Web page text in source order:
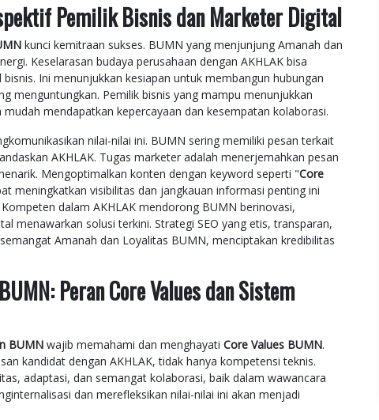
Pemilik Bisnis dan Marketer Digital
kunci kemitraan sukses. BUMN yang menjunjung Amanah dan
Keselarasan budaya perusahaan dengan AKHLAK bisa
Ini menunjukkan kesiapan untuk membangun hubungan
menguntungkan. Pemilik bisnis yang mampu menunjukkan
mendapatkan kepercayaan dan kesempatan kolaborasi.
nilai-nilai ini. BUMN sering memiliki pesan terkait
AKHLAK. Tugas marketer adalah menerjemahkan pesan
Mengoptimalkan konten dengan keyword seperti "Core
meningkatkan visibilitas dan jangkauan informasi penting ini
dalam AKHLAK mendorong BUMN berinovasi,
menawarkan solusi terkini. Strategi SEO yang etis, transparan,
Amanah dan Loyalitas BUMN, menciptakan kredibilitas
Peran Core Values dan Sistem
BUMN wajib memahami dan menghayati Core Values BUMN.
kandidat dengan AKHLAK, tidak hanya kompetensi teknis.
adaptasi, dan semangat kolaborasi, baik dalam wawancara
dan merefleksikan nilai-nilai ini akan menjadi